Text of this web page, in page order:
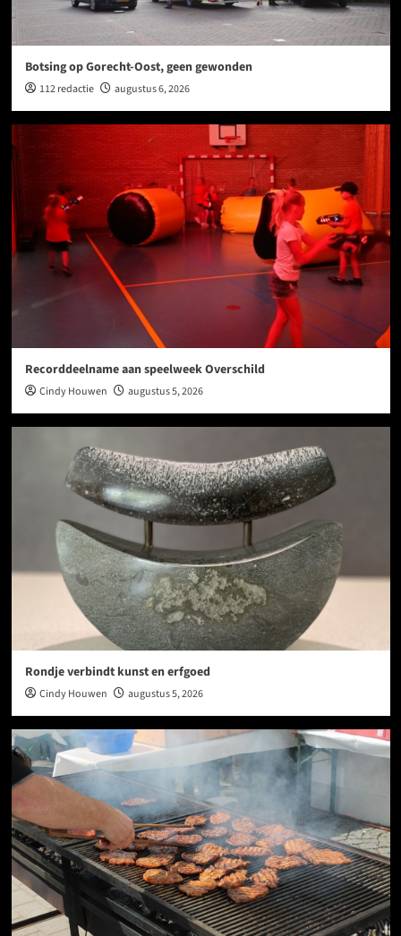
Botsing op Gorecht-Oost, geen gewonden
112 redactie augustus 6, 2026
Recorddeelname aan speelweek Overschild
Cindy Houwen augustus 5, 2026
Rondje verbindt kunst en erfgoed
Cindy Houwen augustus 5, 2026